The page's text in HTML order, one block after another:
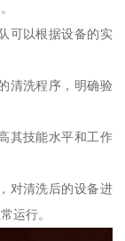
可以根据设备的实
清洗程序，明确验
其技能水平和工作
对清洗后的设备进
运行。